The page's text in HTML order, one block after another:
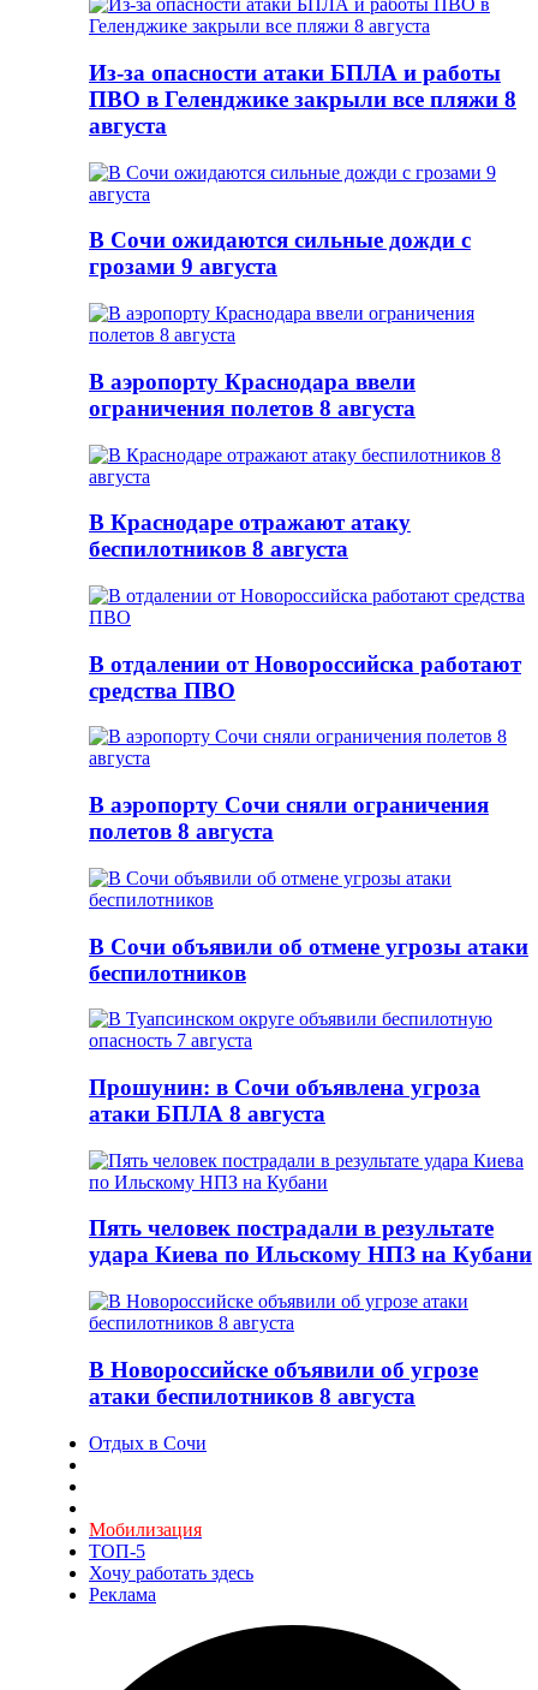
Из-за опасности атаки БПЛА и работы
ПВО в Геленджике закрыли все пляжи 8
августа
В Сочи ожидаются сильные дожди с
грозами 9 августа
В аэропорту Краснодара ввели
ограничения полетов 8 августа
В Краснодаре отражают атаку
беспилотников 8 августа
В отдалении от Новороссийска работают
средства ПВО
В аэропорту Сочи сняли ограничения
полетов 8 августа
В Сочи объявили об отмене угрозы атаки
беспилотников
Прошунин: в Сочи объявлена угроза
атаки БПЛА 8 августа
Пять человек пострадали в результате
удара Киева по Ильскому НПЗ на Кубани
В Новороссийске объявили об угрозе
атаки беспилотников 8 августа
Отдых в Сочи
Мобилизация
ТОП-5
Хочу работать здесь
Реклама